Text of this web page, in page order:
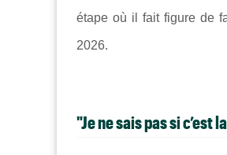
étape où il fait figure de
2026.
"Je ne sais pas si